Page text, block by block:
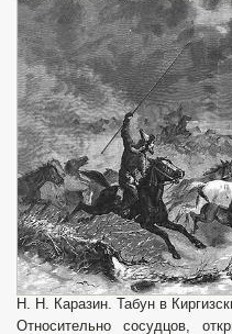
Н. Н. Каразин. Табун в
Относительно сосудцов,